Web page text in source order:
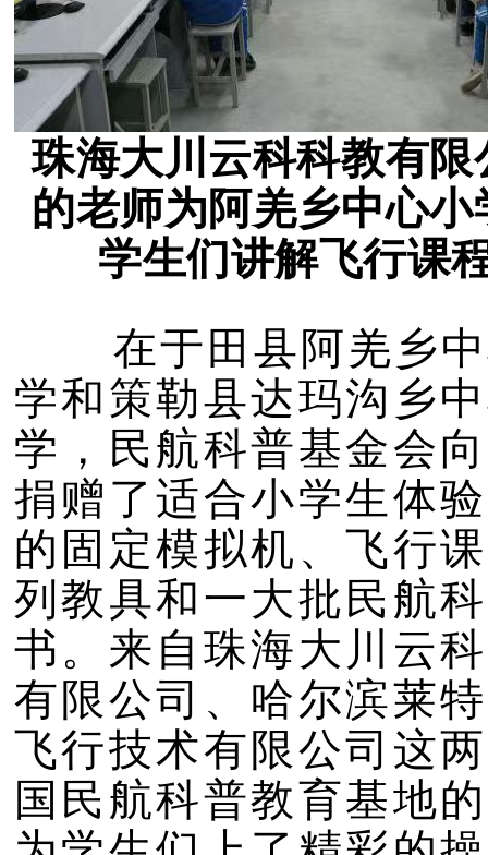
珠海大川云科科教有限
的老师为阿羌乡中心小
学生们讲解飞行课
在于田县阿羌乡中
学和策勒县达玛沟乡
学，民航科普基金会
捐赠了适合小学生体
的固定模拟机、飞行
列教具和一大批民航
书。来自珠海大川云
有限公司、哈尔滨莱
飞行技术有限公司这
国民航科普教育基地